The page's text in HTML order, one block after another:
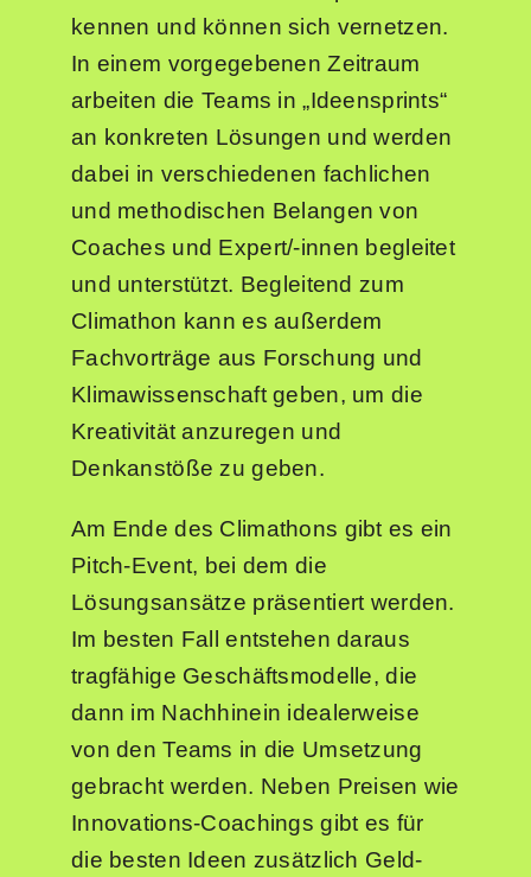
kennen und können sich vernetzen.
In einem vorgegebenen Zeitraum
arbeiten die Teams in „Ideensprints“
an konkreten Lösungen und werden
dabei in verschiedenen fachlichen
und methodischen Belangen von
Coaches und Expert/-innen begleitet
und unterstützt. Begleitend zum
Climathon kann es außerdem
Fachvorträge aus Forschung und
Klimawissenschaft geben, um die
Kreativität anzuregen und
Denkanstöße zu geben.
Am Ende des Climathons gibt es ein
Pitch-Event, bei dem die
Lösungsansätze präsentiert werden.
Im besten Fall entstehen daraus
tragfähige Geschäftsmodelle, die
dann im Nachhinein idealerweise
von den Teams in die Umsetzung
gebracht werden. Neben Preisen wie
Innovations-Coachings gibt es für
die besten Ideen zusätzlich Geld-